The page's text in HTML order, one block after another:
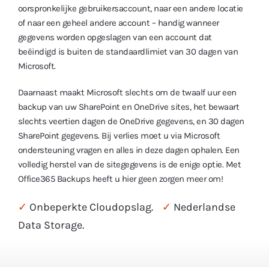
oorspronkelijke gebruikersaccount, naar een andere locatie
of naar een geheel andere account – handig wanneer
gegevens worden opgeslagen van een account dat
beëindigd is buiten de standaardlimiet van 30 dagen van
Microsoft.
Daarnaast maakt Microsoft slechts om de twaalf uur een
backup van uw SharePoint en OneDrive sites, het bewaart
slechts veertien dagen de OneDrive gegevens, en 30 dagen
SharePoint gegevens. Bij verlies moet u via Microsoft
ondersteuning vragen en alles in deze dagen ophalen. Een
volledig herstel van de sitegegevens is de enige optie. Met
Office365 Backups heeft u hier geen zorgen meer om!
✓ Onbeperkte Cloudopslag. ✓ Nederlandse
Data Storage.